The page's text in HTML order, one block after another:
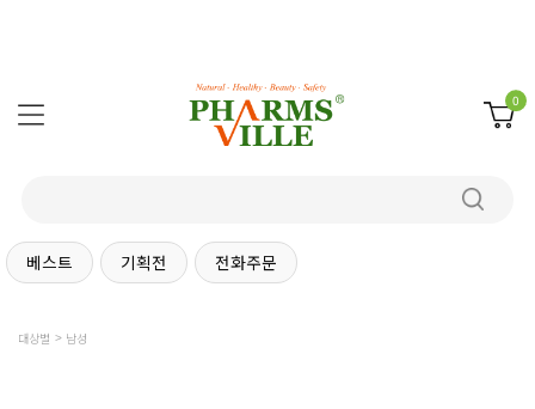
0
베스트 기획전 전화주문
대상별 남성